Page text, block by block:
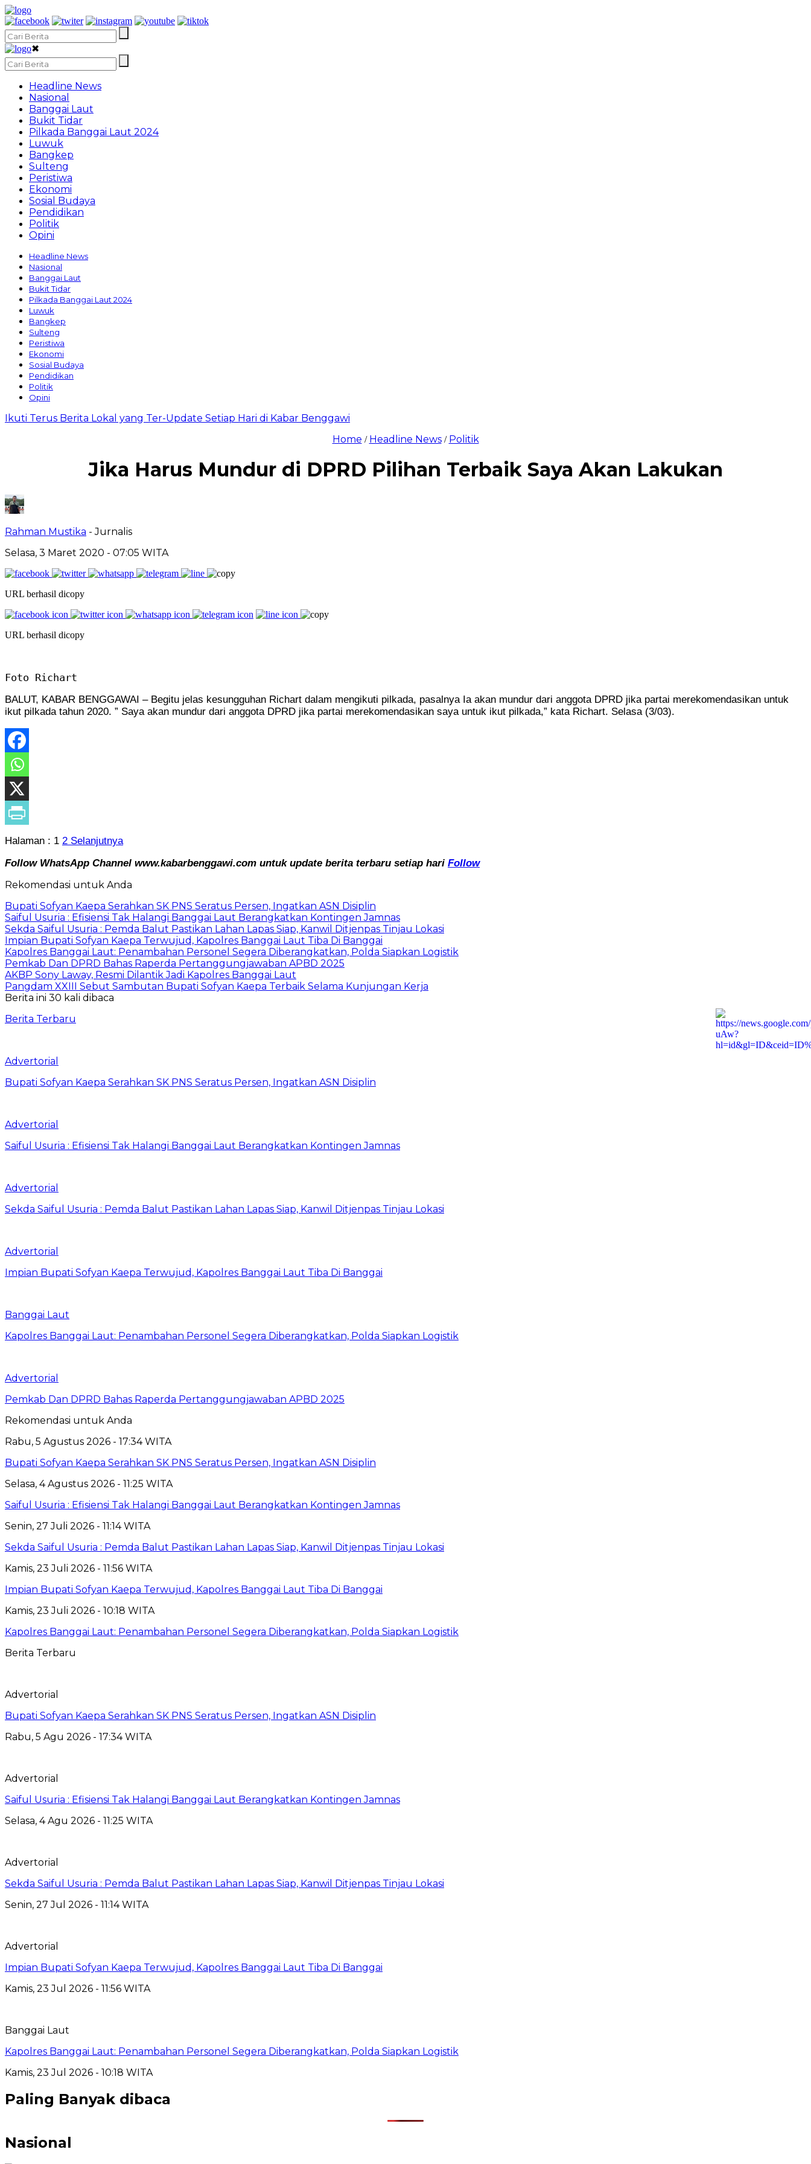
✖
Headline News
Nasional
Banggai Laut
Bukit Tidar
Pilkada Banggai Laut 2024
Luwuk
Bangkep
Sulteng
Peristiwa
Ekonomi
Sosial Budaya
Pendidikan
Politik
Opini
Headline News
Nasional
Banggai Laut
Bukit Tidar
Pilkada Banggai Laut 2024
Luwuk
Bangkep
Sulteng
Peristiwa
Ekonomi
Sosial Budaya
Pendidikan
Politik
Opini
Ikuti Terus Berita Lokal yang Ter-Update Setiap Hari di Kabar Benggawi
Home / Headline News/ Politik
Jika Harus Mundur di DPRD Pilihan Terbaik Saya Akan Lakukan
Rahman Mustika - Jurnalis
Selasa, 3 Maret 2020 - 07:05 WITA
URL berhasil dicopy
URL berhasil dicopy
Foto Richart
BALUT, KABAR BENGGAWAI – Begitu jelas kesungguhan Richart dalam mengikuti pilkada, pasalnya Ia akan mundur dari anggota DPRD jika partai merekomendasikan untuk
ikut pilkada tahun 2020. ” Saya akan mundur dari anggota DPRD jika partai merekomendasikan saya untuk ikut pilkada,” kata Richart. Selasa (3/03).
Halaman : 1 2 Selanjutnya
Follow WhatsApp Channel www.kabarbenggawi.com untuk update berita terbaru setiap hari Follow
Rekomendasi untuk Anda
Bupati Sofyan Kaepa Serahkan SK PNS Seratus Persen, Ingatkan ASN Disiplin
Saiful Usuria : Efisiensi Tak Halangi Banggai Laut Berangkatkan Kontingen Jamnas
Sekda Saiful Usuria : Pemda Balut Pastikan Lahan Lapas Siap, Kanwil Ditjenpas Tinjau Lokasi
Impian Bupati Sofyan Kaepa Terwujud, Kapolres Banggai Laut Tiba Di Banggai
Kapolres Banggai Laut: Penambahan Personel Segera Diberangkatkan, Polda Siapkan Logistik
Pemkab Dan DPRD Bahas Raperda Pertanggungjawaban APBD 2025
AKBP Sony Laway, Resmi Dilantik Jadi Kapolres Banggai Laut
Pangdam XXIII Sebut Sambutan Bupati Sofyan Kaepa Terbaik Selama Kunjungan Kerja
Berita ini 30 kali dibaca
Berita Terbaru
Advertorial
Bupati Sofyan Kaepa Serahkan SK PNS Seratus Persen, Ingatkan ASN Disiplin
Advertorial
Saiful Usuria : Efisiensi Tak Halangi Banggai Laut Berangkatkan Kontingen Jamnas
Advertorial
Sekda Saiful Usuria : Pemda Balut Pastikan Lahan Lapas Siap, Kanwil Ditjenpas Tinjau Lokasi
Advertorial
Impian Bupati Sofyan Kaepa Terwujud, Kapolres Banggai Laut Tiba Di Banggai
Banggai Laut
Kapolres Banggai Laut: Penambahan Personel Segera Diberangkatkan, Polda Siapkan Logistik
Advertorial
Pemkab Dan DPRD Bahas Raperda Pertanggungjawaban APBD 2025
Rekomendasi untuk Anda
Rabu, 5 Agustus 2026 - 17:34 WITA
Bupati Sofyan Kaepa Serahkan SK PNS Seratus Persen, Ingatkan ASN Disiplin
Selasa, 4 Agustus 2026 - 11:25 WITA
Saiful Usuria : Efisiensi Tak Halangi Banggai Laut Berangkatkan Kontingen Jamnas
Senin, 27 Juli 2026 - 11:14 WITA
Sekda Saiful Usuria : Pemda Balut Pastikan Lahan Lapas Siap, Kanwil Ditjenpas Tinjau Lokasi
Kamis, 23 Juli 2026 - 11:56 WITA
Impian Bupati Sofyan Kaepa Terwujud, Kapolres Banggai Laut Tiba Di Banggai
Kamis, 23 Juli 2026 - 10:18 WITA
Kapolres Banggai Laut: Penambahan Personel Segera Diberangkatkan, Polda Siapkan Logistik
Berita Terbaru
Advertorial
Bupati Sofyan Kaepa Serahkan SK PNS Seratus Persen, Ingatkan ASN Disiplin
Rabu, 5 Agu 2026 - 17:34 WITA
Advertorial
Saiful Usuria : Efisiensi Tak Halangi Banggai Laut Berangkatkan Kontingen Jamnas
Selasa, 4 Agu 2026 - 11:25 WITA
Advertorial
Sekda Saiful Usuria : Pemda Balut Pastikan Lahan Lapas Siap, Kanwil Ditjenpas Tinjau Lokasi
Senin, 27 Jul 2026 - 11:14 WITA
Advertorial
Impian Bupati Sofyan Kaepa Terwujud, Kapolres Banggai Laut Tiba Di Banggai
Kamis, 23 Jul 2026 - 11:56 WITA
Banggai Laut
Kapolres Banggai Laut: Penambahan Personel Segera Diberangkatkan, Polda Siapkan Logistik
Kamis, 23 Jul 2026 - 10:18 WITA
Paling Banyak dibaca
Nasional